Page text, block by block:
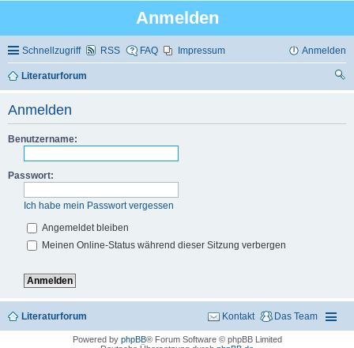
Anmelden
Schnellzugriff RSS FAQ Impressum Anmelden
Literaturforum
Anmelden
Benutzername:
Passwort:
Ich habe mein Passwort vergessen
Angemeldet bleiben
Meinen Online-Status während dieser Sitzung verbergen
Literaturforum Das Team
Kontakt
Powered by phpBB® Forum Software © phpBB Limited